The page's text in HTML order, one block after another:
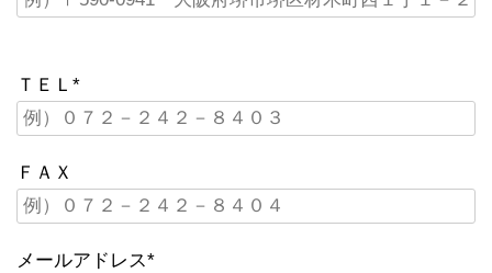
ＴＥＬ*
ＦＡＸ
メールアドレス*